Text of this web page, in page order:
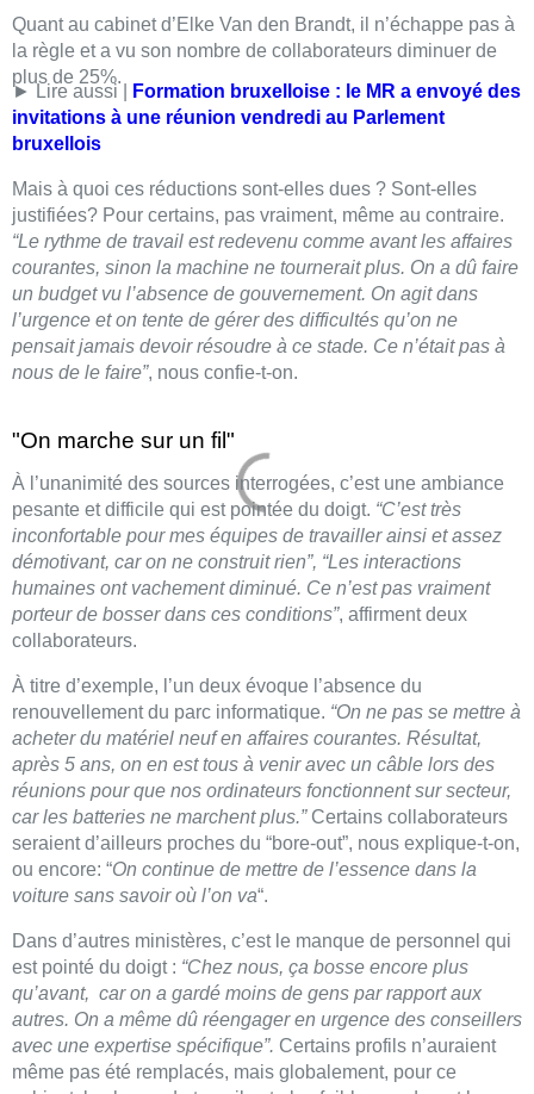
Quant au cabinet d’Elke Van den Brandt, il n’échappe pas à
la règle et a vu son nombre de collaborateurs diminuer de
plus de 25%.
► Lire aussi |
Formation bruxelloise : le MR a envoyé des
invitations à une réunion vendredi au Parlement
bruxellois
Mais à quoi ces réductions sont-elles dues ? Sont-elles
justifiées? Pour certains, pas vraiment, même au contraire.
“Le rythme de travail est redevenu comme avant les affaires
courantes, sinon la machine ne tournerait plus. On a dû faire
un budget vu l’absence de gouvernement. On agit dans
l’urgence et on tente de gérer des difficultés qu’on ne
pensait jamais devoir résoudre à ce stade. Ce n’était pas à
nous de le faire”, nous confie-t-on.
"On marche sur un fil"
À l’unanimité des sources interrogées, c’est une ambiance
pesante et difficile qui est pointée du doigt. “C’est très
inconfortable pour mes équipes de travailler ainsi et assez
démotivant, car on ne construit rien”, “Les interactions
humaines ont vachement diminué. Ce n’est pas vraiment
porteur de bosser dans ces conditions”, affirment deux
collaborateurs.
À titre d’exemple, l’un deux évoque l’absence du
renouvellement du parc informatique. “On ne pas se mettre à
acheter du matériel neuf en affaires courantes. Résultat,
après 5 ans, on en est tous à venir avec un câble lors des
réunions pour que nos ordinateurs fonctionnent sur secteur,
car les batteries ne marchent plus.”Certains collaborateurs
seraient d’ailleurs proches du “bore-out”, nous explique-t-on,
ou encore: “On continue de mettre de l’essence dans la
voiture sans savoir où l’on va“.
Dans d’autres ministères, c’est le manque de personnel qui
est pointé du doigt : “Chez nous, ça bosse encore plus
qu’avant, car on a gardé moins de gens par rapport aux
autres. On a même dû réengager en urgence des conseillers
avec une expertise spécifique”. Certains profils n’auraient
même pas été remplacés, mais globalement, pour ce